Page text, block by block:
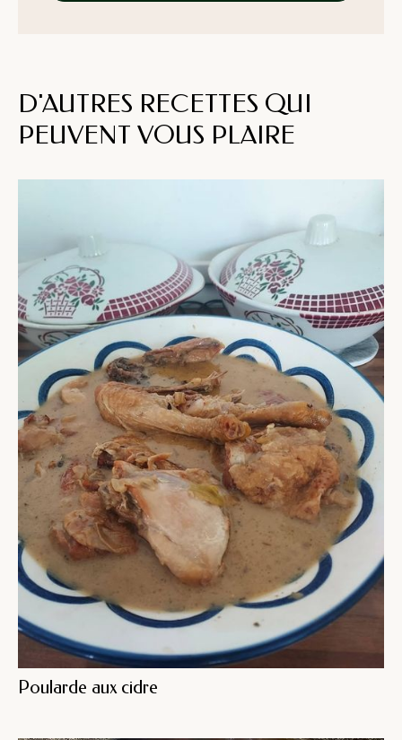
D'AUTRES RECETTES QUI
PEUVENT VOUS PLAIRE
Poularde aux cidre